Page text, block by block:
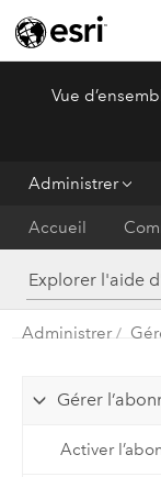
ArcGIS Online
Vue
Administrer
Accueil
Administrer
Gérer
Activer